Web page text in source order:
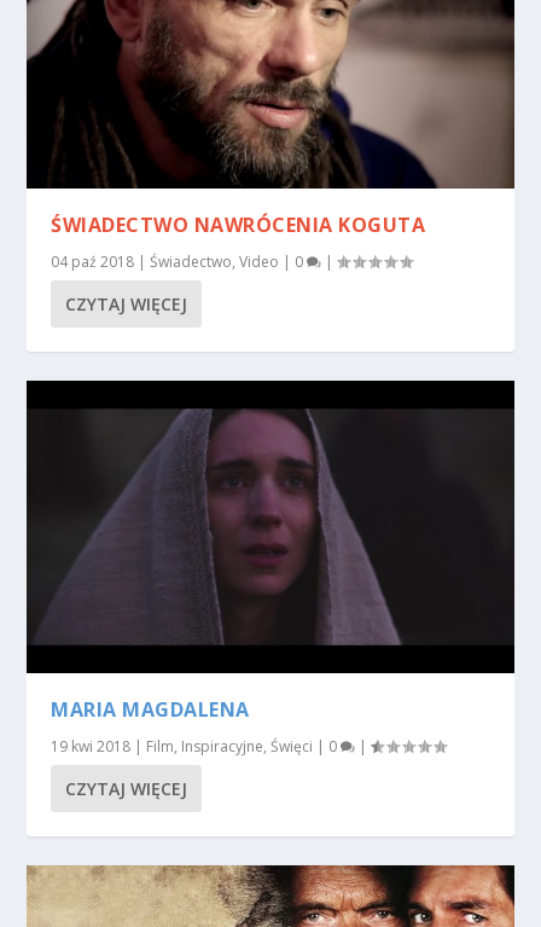
ŚWIADECTWO NAWRÓCENIA KOGUTA
04 paź 2018 |Świadectwo,Video | 0 |
CZYTAJ WIĘCEJ
MARIA MAGDALENA
19 kwi 2018 | Film, Inspiracyjne,Święci | 0 |
CZYTAJ WIĘCEJ